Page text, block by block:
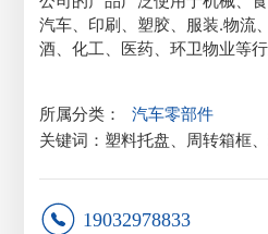
汽车、印刷、塑胶、服装.物流
酒、化工、医药、环卫物业等行
所属分类：
汽车零部件
关键词：塑料托盘、周转箱框
19032978833